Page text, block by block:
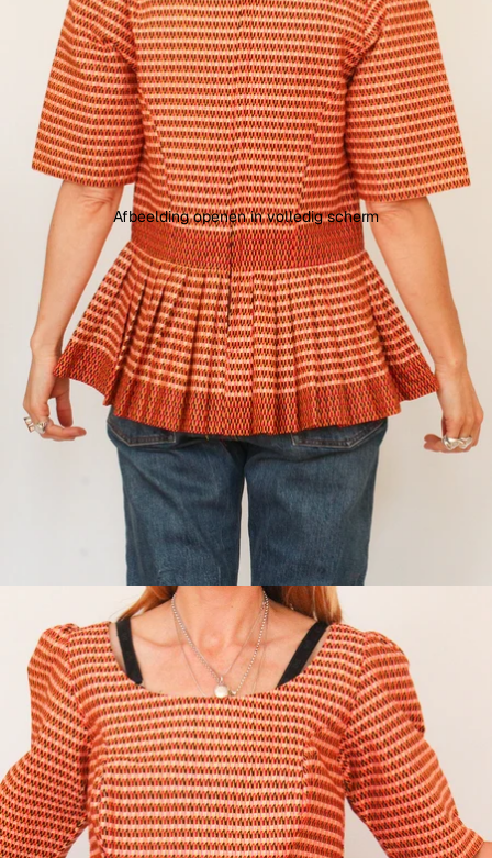
Afbeelding openen in volledig scherm